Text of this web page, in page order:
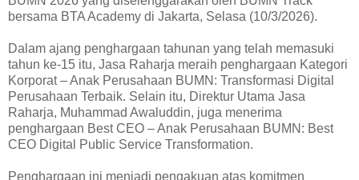
bersama BTA Academy di Jakarta, Selasa (10/3/2026).
Dalam ajang penghargaan tahunan yang telah memasuki
tahun ke-15 itu, Jasa Raharja meraih penghargaan Kategori
Korporat – Anak Perusahaan BUMN: Transformasi Digital
Perusahaan Terbaik. Selain itu, Direktur Utama Jasa
Raharja, Muhammad Awaluddin, juga menerima
penghargaan Best CEO – Anak Perusahaan BUMN: Best
CEO Digital Public Service Transformation.
Penghargaan ini menjadi pengakuan atas komitmen